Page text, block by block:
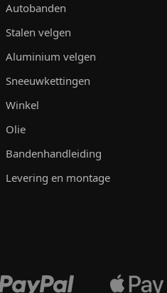
Autobanden
Stalen velgen
Aluminium velgen
Sneeuwkettingen
Winkel
Olie
Bandenhandleiding
Levering en montage